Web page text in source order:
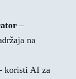
–
na
koristi AI za